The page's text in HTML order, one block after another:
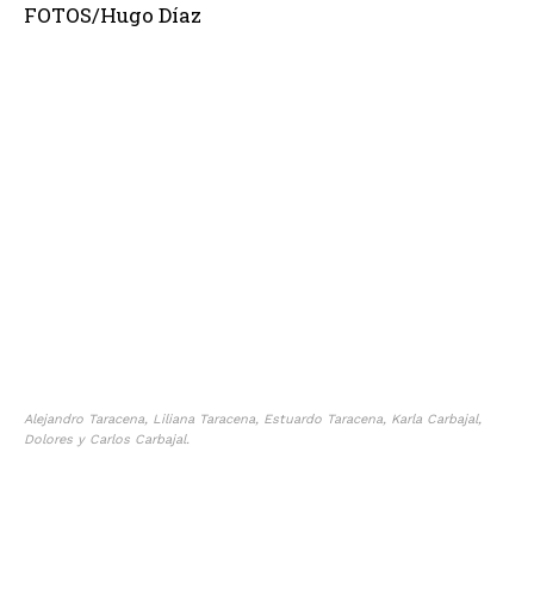
FOTOS/Hugo Díaz
Alejandro Taracena, Liliana Taracena, Estuardo Taracena, Karla Carbajal,
Dolores y Carlos Carbajal.